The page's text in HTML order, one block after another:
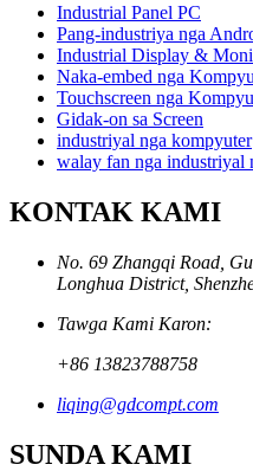
Industrial Panel PC
Pang-industriya nga
Industrial Display &
Naka-embed nga
Touchscreen nga
Gidak-on sa Screen
industriyal nga kompyuter
walay fan nga industriyal
KONTAK KAMI
No. 69 Zhangqi Road,
Longhua District,
Tawga Kami Karon:
+86 13823788758
liqing@gdcompt.com
SUNDA KAMI